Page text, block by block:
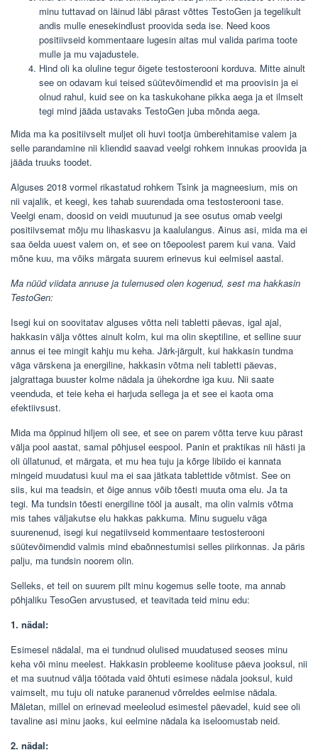
minu tuttavad on läinud läbi pärast võttes TestoGen ja tegelikult
andis mulle enesekindlust proovida seda ise. Need koos
positiivseid kommentaare lugesin aitas mul valida parima toote
mulle ja mu vajadustele.
Hind oli ka oluline tegur õigete testosterooni korduva. Mitte ainult
see on odavam kui teised süütevõimendid et ma proovisin ja ei
olnud rahul, kuid see on ka taskukohane pikka aega ja et ilmselt
tegi mind jääda ustavaks TestoGen juba mõnda aega.
Mida ma ka positiivselt muljet oli huvi tootja ümberehitamise valem ja
selle parandamine nii kliendid saavad veelgi rohkem innukas proovida ja
jääda truuks toodet.
Alguses 2018 vormel rikastatud rohkem Tsink ja magneesium, mis on
nii vajalik, et keegi, kes tahab suurendada oma testosterooni tase.
Veelgi enam, doosid on veidi muutunud ja see osutus omab veelgi
positiivsemat mõju mu lihaskasvu ja kaalulangus. Ainus asi, mida ma ei
saa öelda uuest valem on, et see on tõepoolest parem kui vana. Vaid
mõne kuu, ma võiks märgata suurem erinevus kui eelmisel aastal.
Ma nüüd viidata annuse ja tulemused olen kogenud, sest ma hakkasin
TestoGen:
Isegi kui on soovitatav alguses võtta neli tabletti päevas, igal ajal,
hakkasin välja võttes ainult kolm, kui ma olin skeptiline, et selline suur
annus ei tee mingit kahju mu keha. Järk-järgult, kui hakkasin tundma
väga värskena ja energiline, hakkasin võtma neli tabletti päevas,
jalgrattaga buuster kolme nädala ja ühekordne iga kuu. Nii saate
veenduda, et teie keha ei harjuda sellega ja et see ei kaota oma
efektiivsust.
Mida ma õppinud hiljem oli see, et see on parem võtta terve kuu pärast
välja pool aastat, samal põhjusel eespool. Panin et praktikas nii hästi ja
oli üllatunud, et märgata, et mu hea tuju ja kõrge libiido ei kannata
mingeid muudatusi kuul ma ei saa jätkata tablettide võtmist. See on
siis, kui ma teadsin, et õige annus võib tõesti muuta oma elu. Ja ta
tegi. Ma tundsin tõesti energiline tööl ja ausalt, ma olin valmis võtma
mis tahes väljakutse elu hakkas pakkuma. Minu suguelu väga
suurenenud, isegi kui negatiivseid kommentaare testosterooni
süütevõimendid valmis mind ebaõnnestumisi selles piirkonnas. Ja päris
palju, ma tundsin noorem olin.
Selleks, et teil on suurem pilt minu kogemus selle toote, ma annab
põhjaliku TesoGen arvustused, et teavitada teid minu edu:
1. nädal:
Esimesel nädalal, ma ei tundnud olulised muudatused seoses minu
keha või minu meelest. Hakkasin probleeme koolituse päeva jooksul, nii
et ma suutnud välja töötada vaid õhtuti esimese nädala jooksul, kuid
vaimselt, mu tuju oli natuke paranenud võrreldes eelmise nädala.
Mäletan, millel on erinevad meeleolud esimestel päevadel, kuid see oli
tavaline asi minu jaoks, kui eelmine nädala ka iseloomustab neid.
2. nädal: